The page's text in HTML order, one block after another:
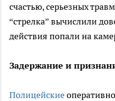
счастью, серьезных
“стрелка” вычислили
действия попали на
Задержание и
Полицейские